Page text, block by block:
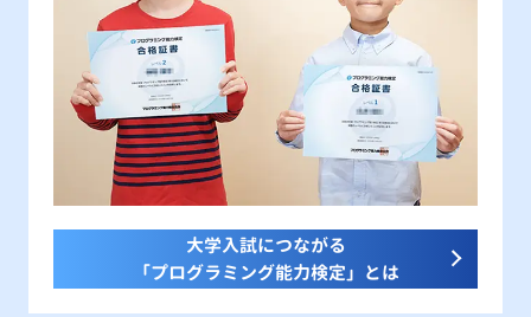
大学入試につながる
「プログラミング能力検定」とは